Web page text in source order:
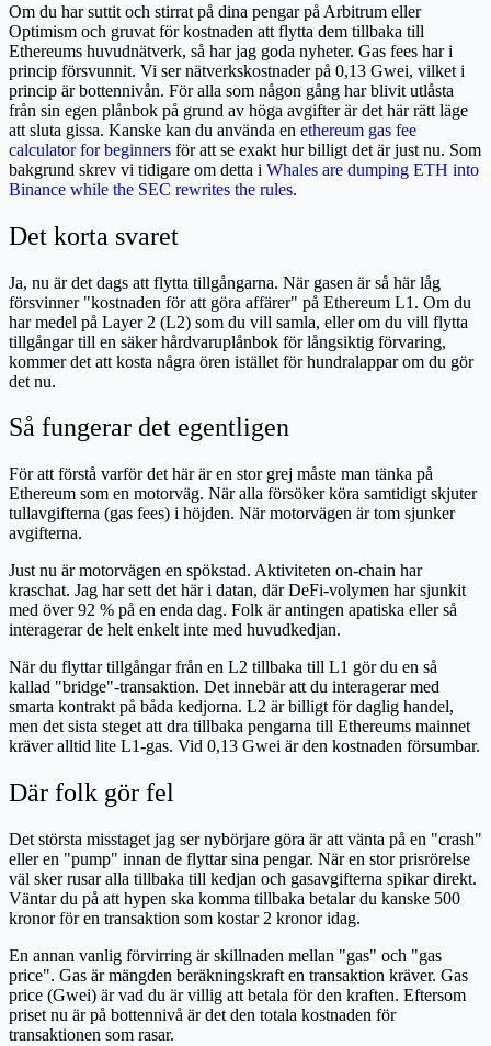
Om du har suttit och stirrat på dina pengar på Arbitrum eller
Optimism och gruvat för kostnaden att flytta dem tillbaka till
Ethereums huvudnätverk, så har jag goda nyheter. Gas fees har i
princip försvunnit. Vi ser nätverkskostnader på 0,13 Gwei, vilket i
princip är bottennivån. För alla som någon gång har blivit utlåsta
från sin egen plånbok på grund av höga avgifter är det här rätt läge
att sluta gissa. Kanske kan du använda en ethereum gas fee
calculator for beginners för att se exakt hur billigt det är just nu. Som
bakgrund skrev vi tidigare om detta i Whales are dumping ETH into
Binance while the SEC rewrites the rules.
Det korta svaret
Ja, nu är det dags att flytta tillgångarna. När gasen är så här låg
försvinner "kostnaden för att göra affärer" på Ethereum L1. Om du
har medel på Layer 2 (L2) som du vill samla, eller om du vill flytta
tillgångar till en säker hårdvaruplånbok för långsiktig förvaring,
kommer det att kosta några ören istället för hundralappar om du gör
det nu.
Så fungerar det egentligen
För att förstå varför det här är en stor grej måste man tänka på
Ethereum som en motorväg. När alla försöker köra samtidigt skjuter
tullavgifterna (gas fees) i höjden. När motorvägen är tom sjunker
avgifterna.
Just nu är motorvägen en spökstad. Aktiviteten on-chain har
kraschat. Jag har sett det här i datan, där DeFi-volymen har sjunkit
med över 92 % på en enda dag. Folk är antingen apatiska eller så
interagerar de helt enkelt inte med huvudkedjan.
När du flyttar tillgångar från en L2 tillbaka till L1 gör du en så
kallad "bridge"-transaktion. Det innebär att du interagerar med
smarta kontrakt på båda kedjorna. L2 är billigt för daglig handel,
men det sista steget att dra tillbaka pengarna till Ethereums mainnet
kräver alltid lite L1-gas. Vid 0,13 Gwei är den kostnaden försumbar.
Där folk gör fel
Det största misstaget jag ser nybörjare göra är att vänta på en "crash"
eller en "pump" innan de flyttar sina pengar. När en stor prisrörelse
väl sker rusar alla tillbaka till kedjan och gasavgifterna spikar direkt.
Väntar du på att hypen ska komma tillbaka betalar du kanske 500
kronor för en transaktion som kostar 2 kronor idag.
En annan vanlig förvirring är skillnaden mellan "gas" och "gas
price". Gas är mängden beräkningskraft en transaktion kräver. Gas
price (Gwei) är vad du är villig att betala för den kraften. Eftersom
priset nu är på bottennivå är det den totala kostnaden för
transaktionen som rasar.